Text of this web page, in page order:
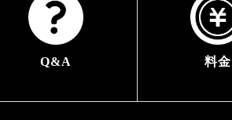
Q&A 料金